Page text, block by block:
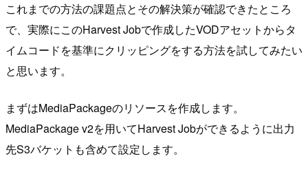
これまでの方法の課題点とその解決策が確認できたところ
で、実際にこのHarvest Jobで作成したVODアセットからタ
イムコードを基準にクリッピングをする方法を試してみたい
と思います。
まずはMediaPackageのリソースを作成します。
MediaPackage v2を用いてHarvest Jobができるように出力
先S3バケットも含めて設定します。